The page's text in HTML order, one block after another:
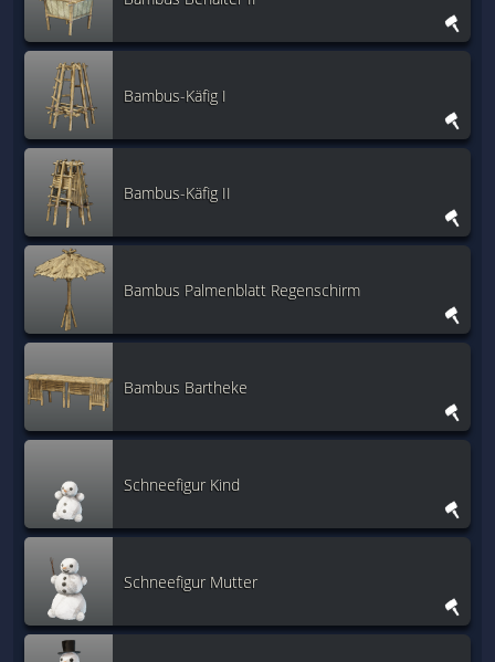
Bambus-Käfig I
Bambus-Käfig II
Bambus Palmenblatt Regenschirm
Bambus Bartheke
Schneefigur Kind
Schneefigur Mutter